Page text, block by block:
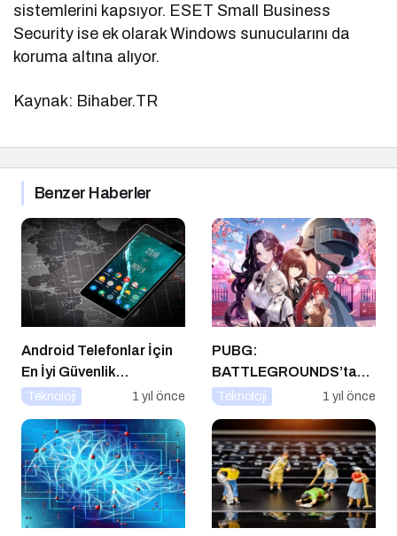
sistemlerini kapsıyor. ESET Small Business
Security ise ek olarak Windows sunucularını da
koruma altına alıyor.
Kaynak: Bihaber.TR
Benzer Haberler
Android Telefonlar İçin
En İyi Güvenlik
Uygulamaları
Teknoloji 1 yıl önce
PUBG:
BATTLEGROUNDS’tan
1 Nisan Şakası
Teknoloji 1 yıl önce